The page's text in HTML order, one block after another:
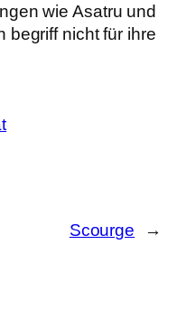
wie Asatru und
begriff nicht für ihre
Scourge →